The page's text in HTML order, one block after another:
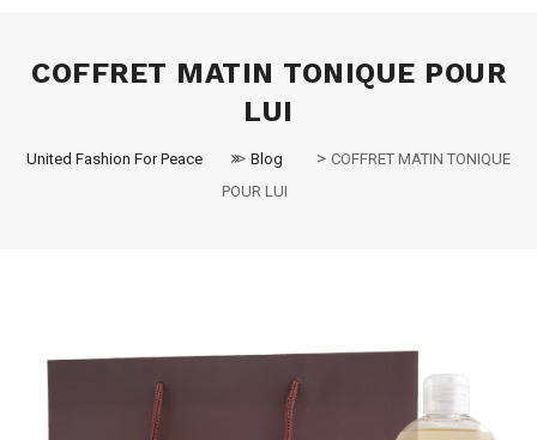
COFFRET MATIN TONIQUE POUR
LUI
United Fashion For Peace > Blog > COFFRET MATIN TONIQUE
POUR LUI